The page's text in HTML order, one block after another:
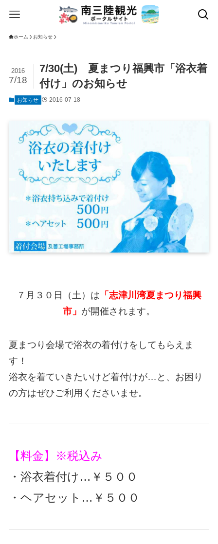
ホーム お知らせ
7/30(土) 夏まつり福興市「浴衣着
付け」のお知らせ
2016
7/18
お知らせ 2016-07-18
７月３０日（土）は 「志津川湾夏まつり福興
市」 が開催されます。
夏まつり会場で浴衣の着付けをしてもらえま
す！
浴衣を着ていきたいけど着付けが…と、お困り
の方はぜひご利用くださいませ。
【料金】※税込み
・浴衣着付け…￥５００
・ヘアセット…￥５００